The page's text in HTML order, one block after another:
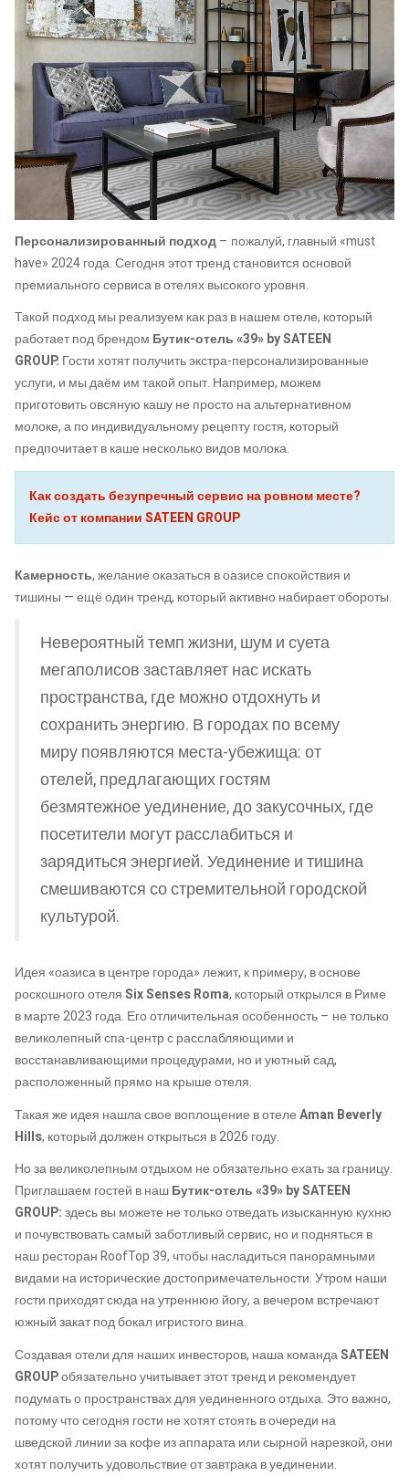
Персонализированный подход– пожалуй, главный «must
have» 2024 года. Сегодня этот тренд становится основой
премиального сервиса в отелях высокого уровня.
Такой подход мы реализуем как раз в нашем отеле, который
работает под брендом Бутик-отель «39» by SATEEN
GROUP. Гости хотят получить экстра-персонализированные
услуги, и мы даём им такой опыт. Например, можем
приготовить овсяную кашу не просто на альтернативном
молоке, а по индивидуальному рецепту гостя, который
предпочитает в каше несколько видов молока.
Как создать безупречный сервис на ровном месте?
Кейс от компании SATEEN GROUP
Камерность, желание оказаться в оазисе спокойствия и
тишины — ещё один тренд, который активно набирает обороты.
Невероятный темп жизни, шум и суета
мегаполисов заставляет нас искать
пространства, где можно отдохнуть и
сохранить энергию. В городах по всему
миру появляются места-убежища: от
отелей, предлагающих гостям
безмятежное уединение, до закусочных, где
посетители могут расслабиться и
зарядиться энергией. Уединение и тишина
смешиваются со стремительной городской
культурой.
Идея «оазиса в центре города» лежит, к примеру, в основе
роскошного отеляSix SensesRoma, который открылся в Риме
в марте 2023 года. Его отличительная особенность – не только
великолепный спа-центр с расслабляющими и
восстанавливающими процедурами, но и уютный сад,
расположенный прямо на крыше отеля.
Такая же идея нашла свое воплощение в отелеAman Beverly
Hills, который должен открыться в 2026 году.
Но за великолепным отдыхом не обязательно ехать за границу.
Приглашаем гостей в нашБутик-отель «39» by SATEEN
GROUP:здесь вы можете не только отведать изысканную кухню
и почувствовать самый заботливый сервис, но и подняться в
наш ресторан RoofTop 39, чтобы насладиться панорамными
видами на исторические достопримечательности. Утром наши
гости приходят сюда на утреннюю йогу, а вечером встречают
южный закат под бокал игристого вина.
Создавая отели для наших инвесторов, наша командаSATEEN
GROUPобязательно учитывает этот тренд и рекомендует
подумать о пространствах для уединенного отдыха. Это важно,
потому что сегодня гости не хотят стоять в очереди на
шведской линии за кофе из аппарата или сырной нарезкой, они
хотят получить удовольствие от завтрака в уединении.